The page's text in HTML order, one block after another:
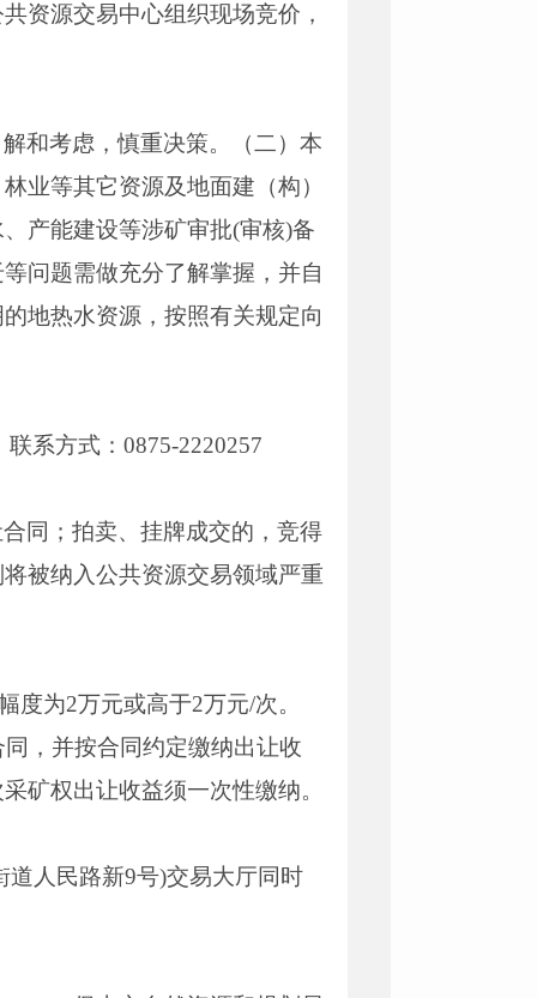
资源交易中心组织现场竞价，
和考虑，慎重决策。（二）本
业等其它资源及地面建（构）
产能建设等涉矿审批(审核)备
问题需做充分了解掌握，并自
地热水资源，按照有关规定向
系方式：0875-2220257
同；拍卖、挂牌成交的，竞得
被纳入公共资源交易领域严重
度为2万元或高于2万元/次。
，并按合同约定缴纳出让收
矿权出让收益须一次性缴纳。
人民路新9号)交易大厅同时